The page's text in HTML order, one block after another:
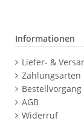
Informationen
Navigation
überspringen
Liefer- &
Zahlungsarten
Bestellvorgang
AGB
Widerruf